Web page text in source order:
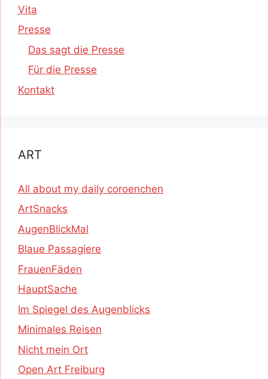
Vita
Presse
Das sagt die Presse
Für die Presse
Kontakt
ART
All about my daily coroenchen
ArtSnacks
AugenBlickMal
Blaue Passagiere
FrauenFäden
HauptSache
Im Spiegel des Augenblicks
Minimales Reisen
Nicht mein Ort
Open Art Freiburg